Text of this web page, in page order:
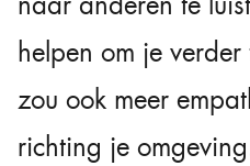
helpen om je
zou ook meer
richting je